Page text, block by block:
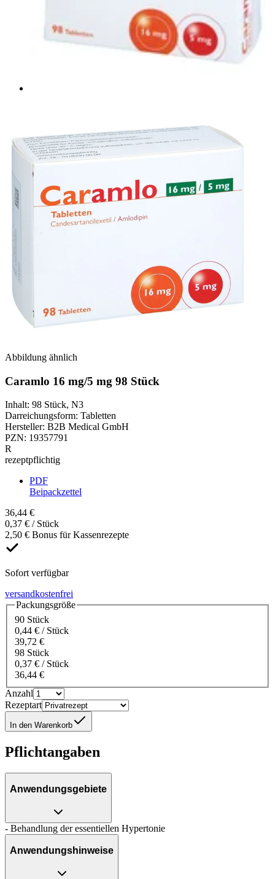
Abbildung ähnlich
Caramlo 16 mg/5 mg 98 Stück
Inhalt: 98 Stück, N3
Darreichungsform: Tabletten
Hersteller: B2B Medical GmbH
PZN: 19357791
R
rezeptpflichtig
PDF
Beipackzettel
36,44 €
0,37 € / Stück
2,50 € Bonus für Kassenrezepte
Sofort verfügbar
versandkostenfrei
Packungsgröße
90 Stück
0,44 € / Stück
39,72 €
98 Stück
0,37 € / Stück
36,44 €
Anzahl
Rezeptart
In den Warenkorb
Pflichtangaben
Anwendungsgebiete
- Behandlung der essentiellen Hypertonie
Anwendungshinweise